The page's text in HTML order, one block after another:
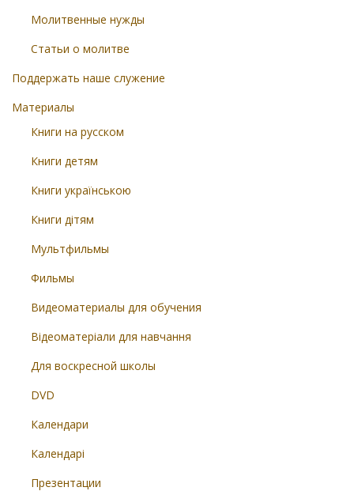
Молитвенные нужды
Статьи о молитве
Поддержать наше служение
Материалы
Книги на русском
Книги детям
Книги українською
Книги дітям
Мультфильмы
Фильмы
Видеоматериалы для обучения
Відеоматеріали для навчання
Для воскресной школы
DVD
Календари
Календарі
Презентации